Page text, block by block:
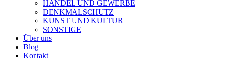
HANDEL UND GEWERBE
DENKMALSCHUTZ
KUNST UND KULTUR
SONSTIGE
Über uns
Blog
Kontakt